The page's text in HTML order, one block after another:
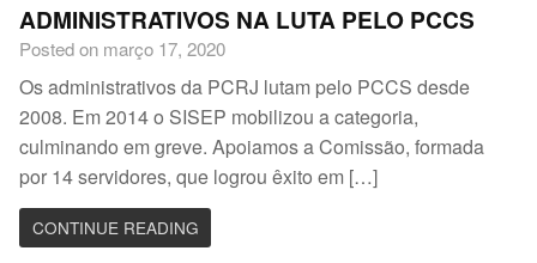
ADMINISTRATIVOS NA LUTA PELO PCCS
Posted on março 17, 2020
Os administrativos da PCRJ lutam pelo PCCS desde
2008. Em 2014 o SISEP mobilizou a categoria,
culminando em greve. Apoiamos a Comissão, formada
por 14 servidores, que logrou êxito em […]
CONTINUE READING